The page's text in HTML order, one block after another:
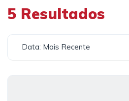
5 Resultados
Data: Mais Recente